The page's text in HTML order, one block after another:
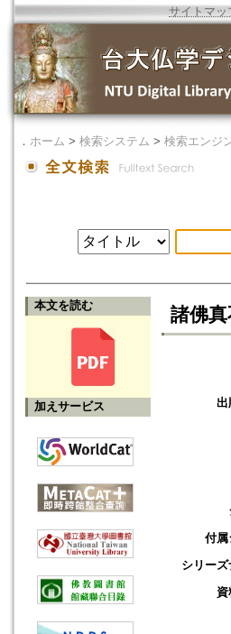
サイトマッ
． ホーム > 検索システム > 検索エンジ
本文を読む
加えサービス
諸佛
出
付属
シリー